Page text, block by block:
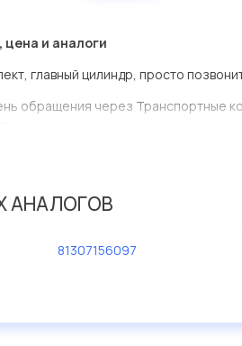
цена и аналоги
главный цилиндр, просто
обращения через Транспортные
колодки тормозные дисковые с
АНАЛОГОВ
81307156097